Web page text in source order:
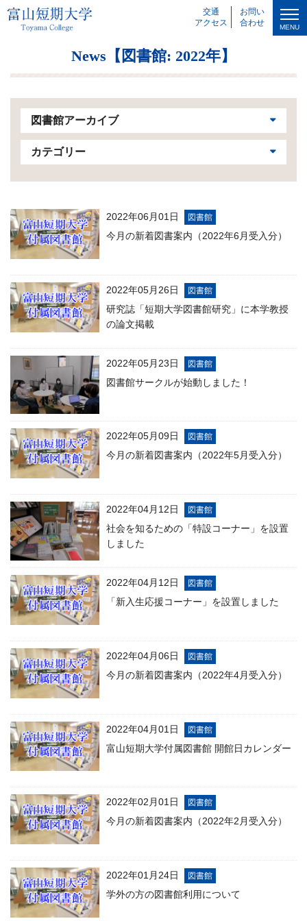
交通
アクセス
お問い
合わせ
MENU
News【図書館: 2022年】
図書館アーカイブ
カテゴリー
2022年06月01日 図書館
今月の新着図書案内（2022年6月受入分）
2022年05月26日 図書館
研究誌「短期大学図書館研究」に本学教授
の論文掲載
2022年05月23日 図書館
図書館サークルが始動しました！
2022年05月09日 図書館
今月の新着図書案内（2022年5月受入分）
2022年04月12日 図書館
社会を知るための「特設コーナー」を設置
しました
2022年04月12日 図書館
「新入生応援コーナー」を設置しました
2022年04月06日 図書館
今月の新着図書案内（2022年4月受入分）
2022年04月01日 図書館
富山短期大学付属図書館 開館日カレンダー
2022年02月01日 図書館
今月の新着図書案内（2022年2月受入分）
2022年01月24日 図書館
学外の方の図書館利用について